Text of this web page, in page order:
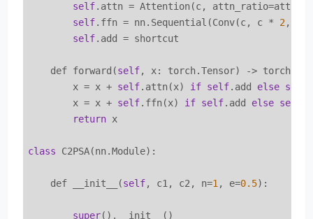
self.attn = Attention(c,
self.ffn = nn.Sequential(Conv(c, c * 2,
self.add = shortcut
    def forward(
self, x: torch.Tensor) ->
        x = x +
self.attn(x) if self.add else self
        x = x +
self.ffn(x) if self.add else self
return x
class C2PSA(nn.Module):
    def __init__(
self, c1, c2, n=1, e=0.5):
super().__init__()